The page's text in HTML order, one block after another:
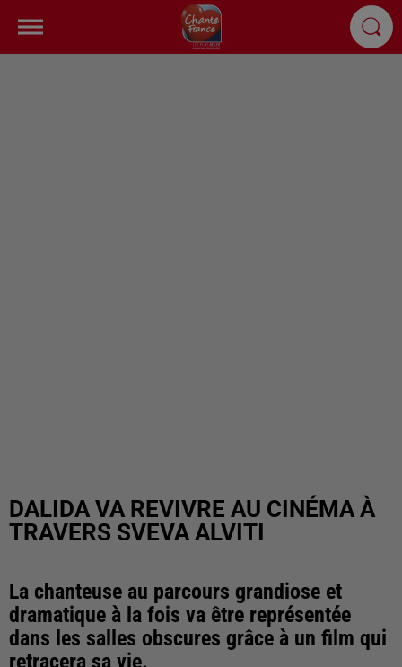
DALIDA VA REVIVRE AU CINÉMA À
TRAVERS SVEVA ALVITI
La chanteuse au parcours grandiose et
dramatique à la fois va être représentée
dans les salles obscures grâce à un film qui
retracera sa vie.